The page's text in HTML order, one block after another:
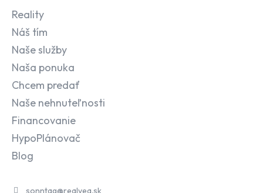
Reality
Náš tím
Naše služby
Naša ponuka
Chcem predať
Naše nehnuteľnosti
Financovanie
HypoPlánovač
Blog
sonntag@realvea.sk